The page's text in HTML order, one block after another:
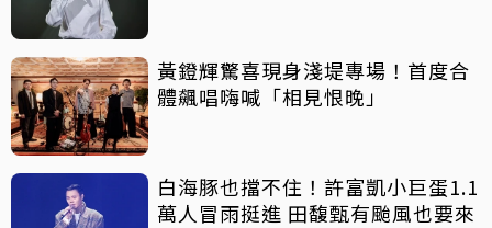
黃鐙輝驚喜現身淺堤專場！首度合
體飆唱嗨喊「相見恨晚」
白海豚也擋不住！許富凱小巨蛋1.1
萬人冒雨挺進 田馥甄有颱風也要來